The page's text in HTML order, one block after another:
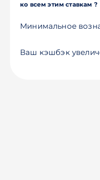
ко всем этим ставкам ?
Минимальное
Ваш кэшбэк